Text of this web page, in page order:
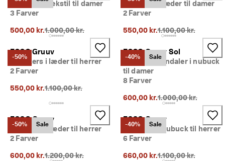
Sneakers i tekstil til damer
3 Farver
500,00 kr.Oprindelig pris {{price}}:
1.000,00 kr.
Sneakers i læder til damer
2 Farver
550,00 kr.Oprindelig pris
1.100,00 kr.
-50%
ECCO Gruuv
Sneakers i læder til herrer
2 Farver
550,00 kr.Oprindelig pris {{price}}:
1.100,00 kr.
-40% Sale
ECCO Gruuv Sol
Højhælet sandaler i nubuck
til damer
8 Farver
600,00 kr.Oprindelig pris
1.000,00 kr.
-50% Sale
ECCO Gruuv
Sneakers i læder til herrer
2 Farver
600,00 kr.Oprindelig pris {{price}}:
1.200,00 kr.
-40% Sale
ECCO Gruuv
Sneakers i nubuck til herrer
6 Farver
660,00 kr.Oprindelig pris
1.100,00 kr.